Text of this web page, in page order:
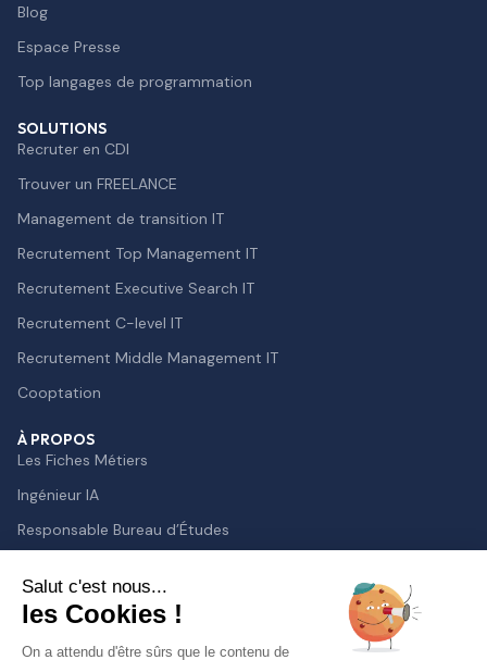
Blog
Espace Presse
Top langages de programmation
SOLUTIONS
Recruter en CDI
Trouver un FREELANCE
Management de transition IT
Recrutement Top Management IT
Recrutement Executive Search IT
Recrutement C-level IT
Recrutement Middle Management IT
Cooptation
À PROPOS
Les Fiches Métiers
Ingénieur IA
Responsable Bureau d’Études
Chief Technology Officer
Salut c'est nous...
les Cookies !
On a attendu d'être sûrs que le contenu de